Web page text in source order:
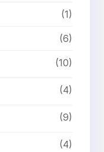
(1)
(6)
(10)
(4)
(9)
(4)